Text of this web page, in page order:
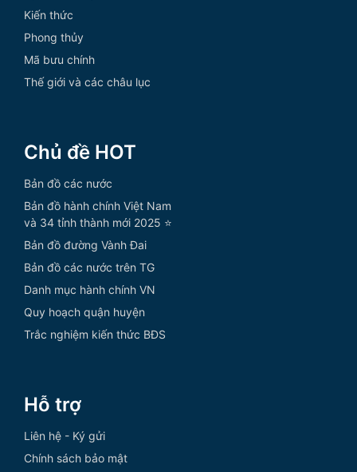
Kiến thức
Phong thủy
Mã bưu chính
Thế giới và các châu lục
Chủ đề HOT
Bản đồ các nước
Bản đồ hành chính Việt Nam
và 34 tỉnh thành mới 2025 ⭐
Bản đồ đường Vành Đai
Bản đồ các nước trên TG
Danh mục hành chính VN
Quy hoạch quận huyện
Trắc nghiệm kiến thức BĐS
Hỗ trợ
Liên hệ - Ký gửi
Chính sách bảo mật